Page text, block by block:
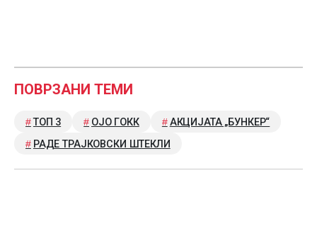
ПОВРЗАНИ ТЕМИ
ТОП 3 ОЈО ГОКК
АКЦИЈАТА „БУНКЕР“
РАДЕ ТРАЈКОВСКИ ШТЕКЛИ